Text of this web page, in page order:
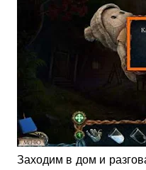
Заходим в дом и